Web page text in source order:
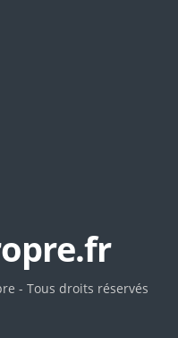
- Tous droits réservés